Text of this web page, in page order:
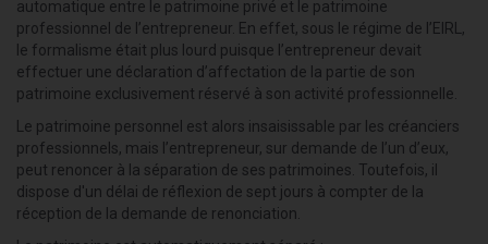
automatique entre le patrimoine privé et le patrimoine
professionnel de l’entrepreneur. En effet, sous le régime de l’EIRL,
le formalisme était plus lourd puisque l’entrepreneur devait
effectuer une déclaration d’affectation de la partie de son
patrimoine exclusivement réservé à son activité professionnelle.
Le patrimoine personnel est alors insaisissable par les créanciers
professionnels, mais l’entrepreneur, sur demande de l’un d’eux,
peut renoncer à la séparation de ses patrimoines. Toutefois, il
dispose d'un délai de réflexion de sept jours à compter de la
réception de la demande de renonciation.